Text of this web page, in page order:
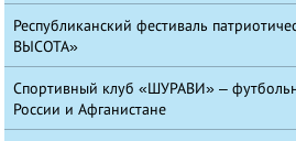
Республиканский фестиваль
ВЫСОТА»
Спортивный клуб «ШУРАВИ» –
России и Афганистане